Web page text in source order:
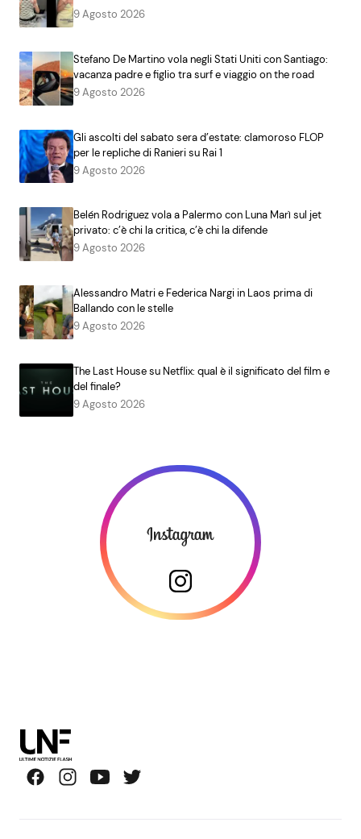
9 Agosto 2026
Stefano De Martino vola negli Stati Uniti con Santiago:
vacanza padre e figlio tra surf e viaggio on the road
9 Agosto 2026
Gli ascolti del sabato sera d’estate: clamoroso FLOP
per le repliche di Ranieri su Rai 1
9 Agosto 2026
Belén Rodriguez vola a Palermo con Luna Marì sul jet
privato: c’è chi la critica, c’è chi la difende
9 Agosto 2026
Alessandro Matri e Federica Nargi in Laos prima di
Ballando con le stelle
9 Agosto 2026
The Last House su Netflix: qual è il significato del film e
del finale?
9 Agosto 2026